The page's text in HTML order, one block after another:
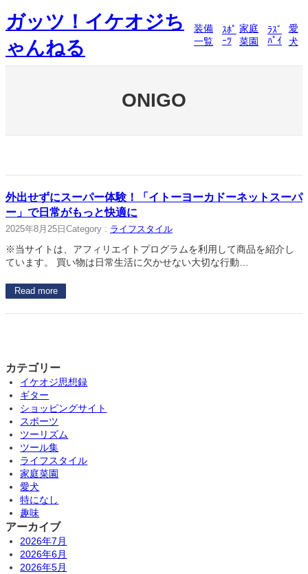
容
ス
キ
ガッツ！イケオジち
ゃんねる
装備
一覧
ｽﾎﾟ
ｰﾂ
家庭
菜園
ﾗｽﾞ
ﾊﾟｲ
愛
犬
ONIGO
外出せずにスーパー体験！「イトーヨーカドーネットスーパ
ー」で日常がもっと快適に
2025年8月25日 Category : ライフスタイル
※当サイトは、アフィリエイトプログラムを利用して商品を紹介し
ています。 買い物は日常生活に欠かせない大切な行動…
Read more
カテゴリー
イケオジ思想録
ギター
ショッピングサイト
スポーツ
ツーリズム
ツール集
ライフスタイル
家庭菜園
愛犬
特になし
趣味
アーカイブ
2026年7月
2026年6月
2026年5月